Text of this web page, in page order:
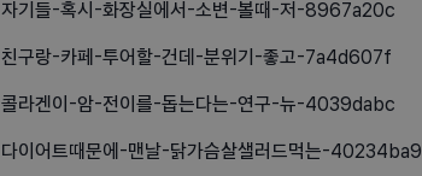
자기들-혹시-화장실에서-소변-볼때-저-8967a20c
친구랑-카페-투어할-건데-분위기-좋고-7a4d607f
콜라겐이-암-전이를-돕는다는-연구-뉴-4039dabc
다이어트때문에-맨날-닭가슴살샐러드먹는-40234ba9